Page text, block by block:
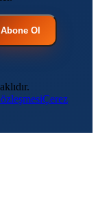
Abone Ol
Çerez